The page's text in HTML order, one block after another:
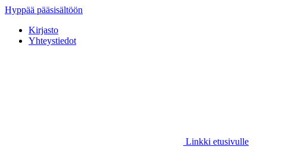
Hyppää pääsisältöön
Kirjasto
Yhteystiedot
Linkki etusivulle